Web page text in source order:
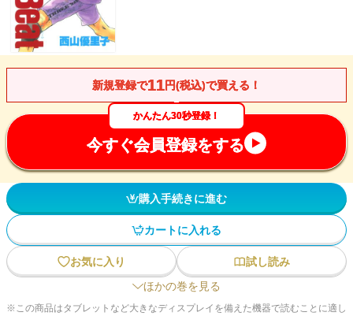
新規登録で11円(税込)で買える！
かんたん30秒登録！
今すぐ会員登録をする
購入手続きに進む
カートに入れる
お気に入り
試し読み
ほかの巻を見る
※この商品はタブレットなど大きなディスプレイを備えた機器で読むことに適し